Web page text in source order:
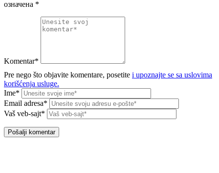
означена *
Komentar*
Pre nego što objavite komentare, posetite i upoznajte se sa uslovima
korišćenja usluge.
Ime*
Email adresa*
Vaš veb-sajt*